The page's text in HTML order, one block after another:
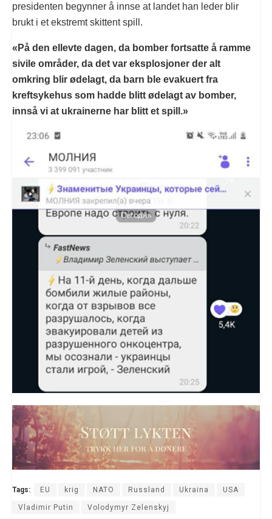
presidenten begynner å innse at landet han leder blir
brukt i et ekstremt skittent spill.
«På den ellevte dagen, da bomber fortsatte å ramme
sivile områder, da det var eksplosjoner der alt
omkring blir ødelagt, da barn ble evakuert fra
kreftsykehus som hadde blitt ødelagt av bomber,
innså vi at ukrainerne har blitt et spill.»
Tags: EU krig NATO Russland Ukraina USA
Vladimir Putin Volodymyr Zelenskyj